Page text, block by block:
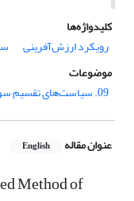
کلیدواژه‌ها
رویکرد ارزش‌آفرینی
موضوعات
09. سیاست‌های تقسیم سود
عنوان مقاله English
Method of